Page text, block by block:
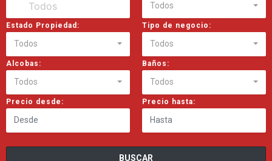
Todos
Estado Propiedad:
Todos
Tipo de negocio:
Todos
Alcobas:
Todos
Baños:
Todos
Precio desde: Precio hasta:
BUSCAR